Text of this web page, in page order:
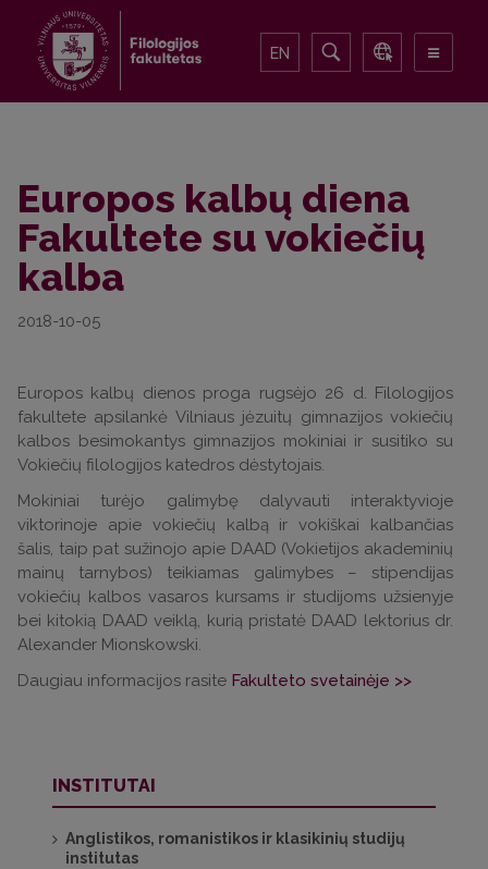
EN
Europos kalbų diena
Fakultete su vokiečių
kalba
2018-10-05
Europos kalbų dienos proga rugsėjo 26 d. Filologijos
fakultete apsilankė Vilniaus jėzuitų gimnazijos vokiečių
kalbos besimokantys gimnazijos mokiniai ir susitiko su
Vokiečių filologijos katedros dėstytojais.
Mokiniai turėjo galimybę dalyvauti interaktyvioje
viktorinoje apie vokiečių kalbą ir vokiškai kalbančias
šalis, taip pat sužinojo apie DAAD (Vokietijos akademinių
mainų tarnybos) teikiamas galimybes – stipendijas
vokiečių kalbos vasaros kursams ir studijoms užsienyje
bei kitokią DAAD veiklą, kurią pristatė DAAD lektorius dr.
Alexander Mionskowski.
Daugiau informacijos rasite Fakulteto svetainėje >>
INSTITUTAI
Anglistikos, romanistikos ir klasikinių studijų
institutas